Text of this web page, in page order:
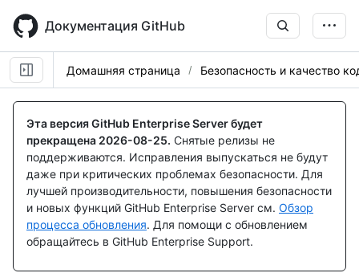
main
content
Документация GitHub
Домашняя страница Безопасность и качество
Эта версия GitHub Enterprise Server будет
прекращена 2026-08-25. Снятые релизы не
поддерживаются. Исправления выпускаться не будут
даже при критических проблемах безопасности. Для
лучшей производительности, повышения безопасности
и новых функций GitHub Enterprise Server см. Обзор
процесса обновления. Для помощи с обновлением
обращайтесь в GitHub Enterprise Support.